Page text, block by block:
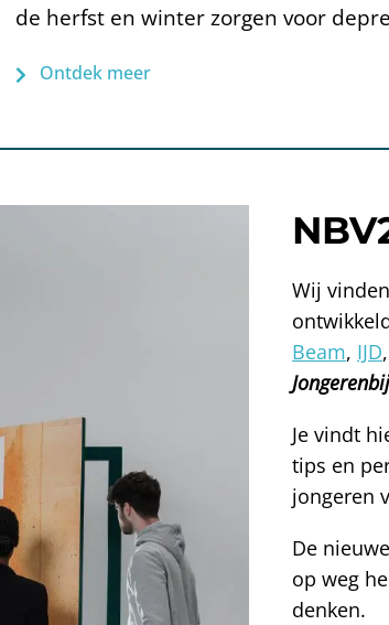
de herfst en winter zorgen voor
Ontdek meer
Wij
Beam, IJD,
Je vindt
tips en
jongeren
De
op weg
denken.